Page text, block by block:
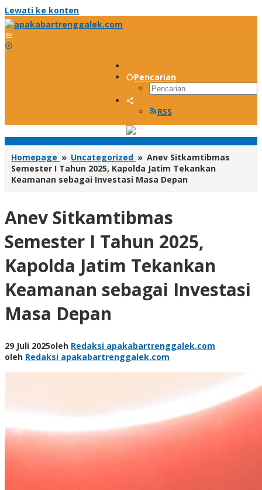
Lewati ke konten
Pencarian
RSS
Homepage » Uncategorized » Anev Sitkamtibmas
Semester I Tahun 2025, Kapolda Jatim Tekankan
Keamanan sebagai Investasi Masa Depan
Anev Sitkamtibmas
Semester I Tahun 2025,
Kapolda Jatim Tekankan
Keamanan sebagai Investasi
Masa Depan
29 Juli 2025oleh Redaksi apakabartrenggalek.com
oleh Redaksi apakabartrenggalek.com